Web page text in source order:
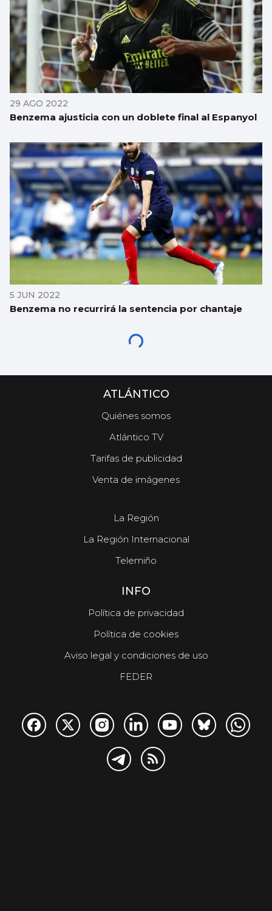
29 AGO 2022
Benzema ajusticia con un doblete final al Espanyol
5 JUN 2022
Benzema no recurrirá la sentencia por chantaje
ATLÁNTICO
Quiénes somos
Atlántico TV
Tarifas de publicidad
Venta de imágenes
La Región
La Región Internacional
Telemiño
INFO
Política de privacidad
Política de cookies
Aviso legal y condiciones de uso
FEDER